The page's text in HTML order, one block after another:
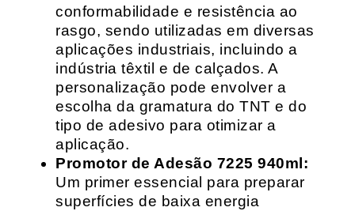
conformabilidade e resistência ao
rasgo, sendo utilizadas em diversas
aplicações industriais, incluindo a
indústria têxtil e de calçados. A
personalização pode envolver a
escolha da gramatura do TNT e do
tipo de adesivo para otimizar a
aplicação.
Promotor de Adesão 7225 940ml:
Um primer essencial para preparar
superfícies de baixa energia